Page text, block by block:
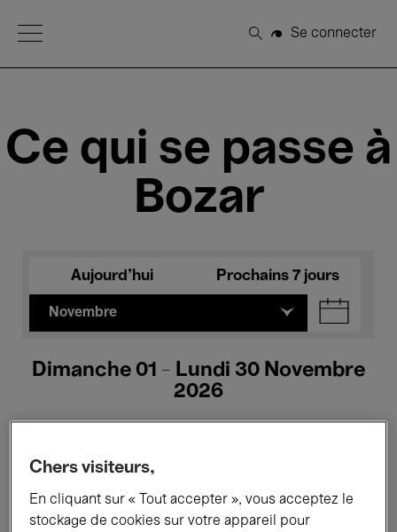
Open Menu
Rechercher
Se connecter
Ce qui se passe à
Bozar
Aujourd'hui Prochains 7 jours
Novembre
Dimanche 01 - Lundi 30 Novembre
2026
Tous les événements Concerts
Chers visiteurs,
En cliquant sur « Tout accepter », vous acceptez le
stockage de cookies sur votre appareil pour